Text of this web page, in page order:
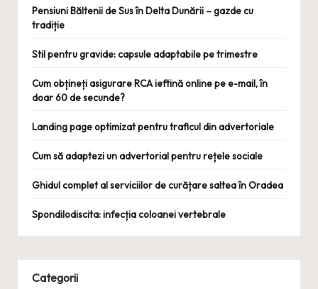
Pensiuni Băltenii de Sus în Delta Dunării – gazde cu
tradiție
Stil pentru gravide: capsule adaptabile pe trimestre
Cum obțineți asigurare RCA ieftină online pe e-mail, în
doar 60 de secunde?
Landing page optimizat pentru traficul din advertoriale
Cum să adaptezi un advertorial pentru rețele sociale
Ghidul complet al serviciilor de curățare saltea în Oradea
Spondilodiscita: infecția coloanei vertebrale
Categorii